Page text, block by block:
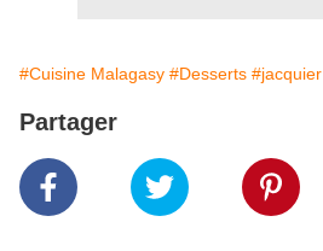
#Cuisine Malagasy #Desserts #jacquier
Partager